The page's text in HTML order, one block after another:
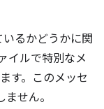
るかどうかに関
イルで特別なメ
す。このメッセ
せん。